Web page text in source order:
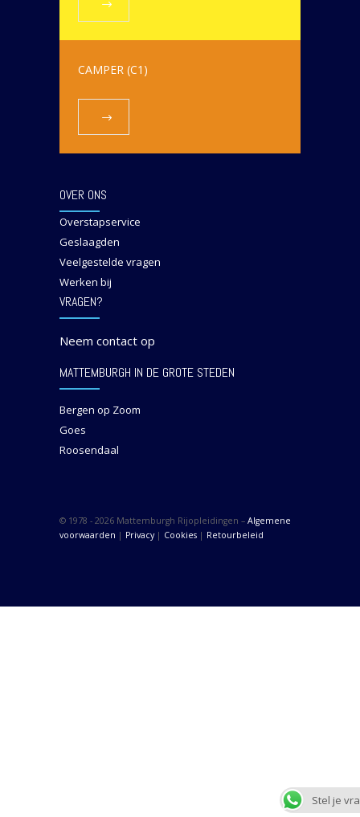
CAMPER (C1)
OVER ONS
Overstapservice
Geslaagden
Veelgestelde vragen
Werken bij
VRAGEN?
Neem contact op
MATTEMBURGH IN DE GROTE STEDEN
Bergen op Zoom
Goes
Roosendaal
© 1978 - 2026 Mattemburgh Rijopleidingen – Algemene
voorwaarden | Privacy| Cookies | Retourbeleid
Stel je